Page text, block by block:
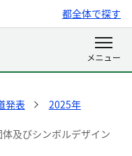
都全体で探す
発表
2025年
及びシンボルデザイン